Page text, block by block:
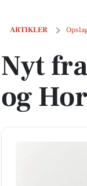
ARTIKLER
Nyt fra
Nyt
og